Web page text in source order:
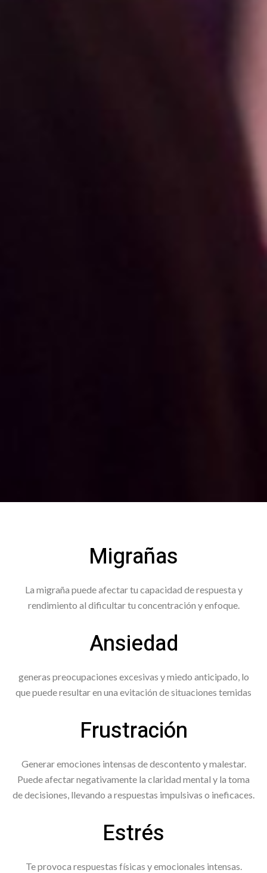
Migrañas
La migraña puede afectar tu capacidad de respuesta y
rendimiento al dificultar tu concentración y enfoque.
Ansiedad
generas preocupaciones excesivas y miedo anticipado, lo
que puede resultar en una evitación de situaciones temidas
Frustración
Generar emociones intensas de descontento y malestar.
Puede afectar negativamente la claridad mental y la toma
de decisiones, llevando a respuestas impulsivas o ineficaces.
Estrés
Te provoca respuestas físicas y emocionales intensas.